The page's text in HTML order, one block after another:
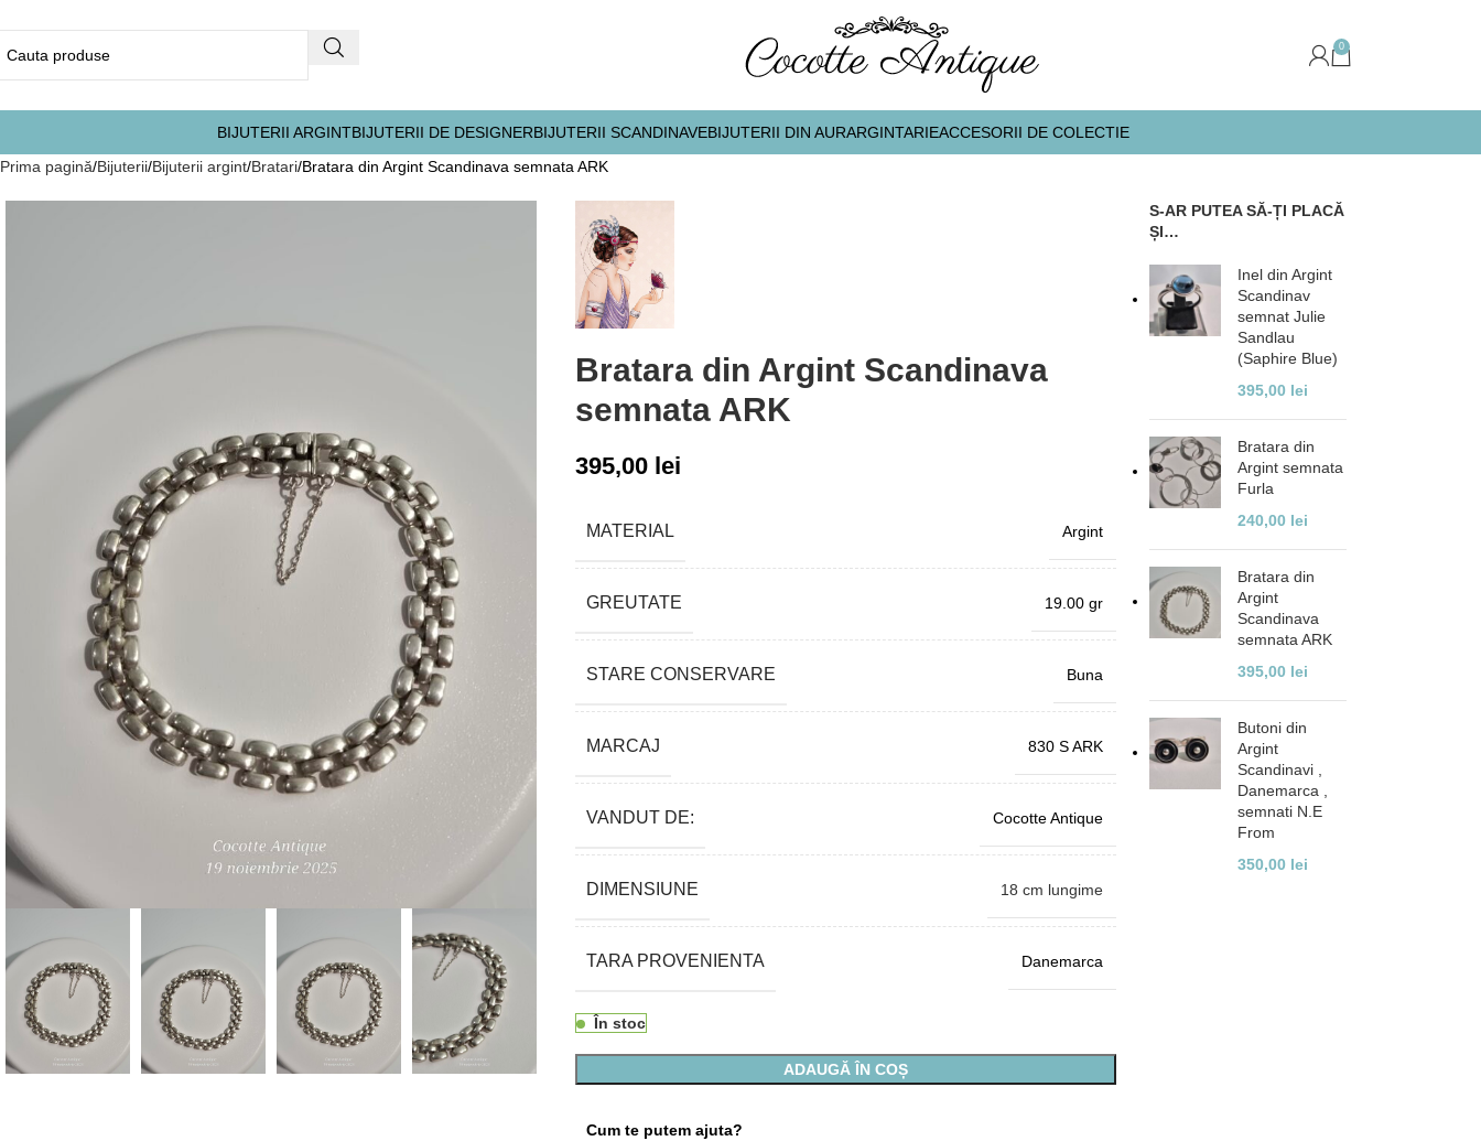
0
BIJUTERII ARGINTBIJUTERII DE DESIGNERBIJUTERII SCANDINAVEBIJUTERII DIN AURARGINTARIEACCESORII DE COLECTIE
Prima pagină Bijuterii Bijuterii argint Bratari Bratara din Argint Scandinava semnata ARK
Bratara din Argint Scandinava
semnata ARK
395,00 lei
MATERIAL Argint
GREUTATE 19.00 gr
STARE CONSERVARE Buna
MARCAJ 830 S ARK
VANDUT DE: Cocotte Antique
DIMENSIUNE 18 cm lungime
TARA PROVENIENTA Danemarca
În stoc
ADAUGĂ ÎN COȘ
Cum te putem ajuta?
S-AR PUTEA SĂ-ȚI PLACĂ
ȘI…
Inel din Argint
Scandinav
semnat Julie
Sandlau
(Saphire Blue)
395,00 lei
Bratara din
Argint semnata
Furla
240,00 lei
Bratara din
Argint
Scandinava
semnata ARK
395,00 lei
Butoni din
Argint
Scandinavi ,
Danemarca ,
semnati N.E
From
350,00 lei